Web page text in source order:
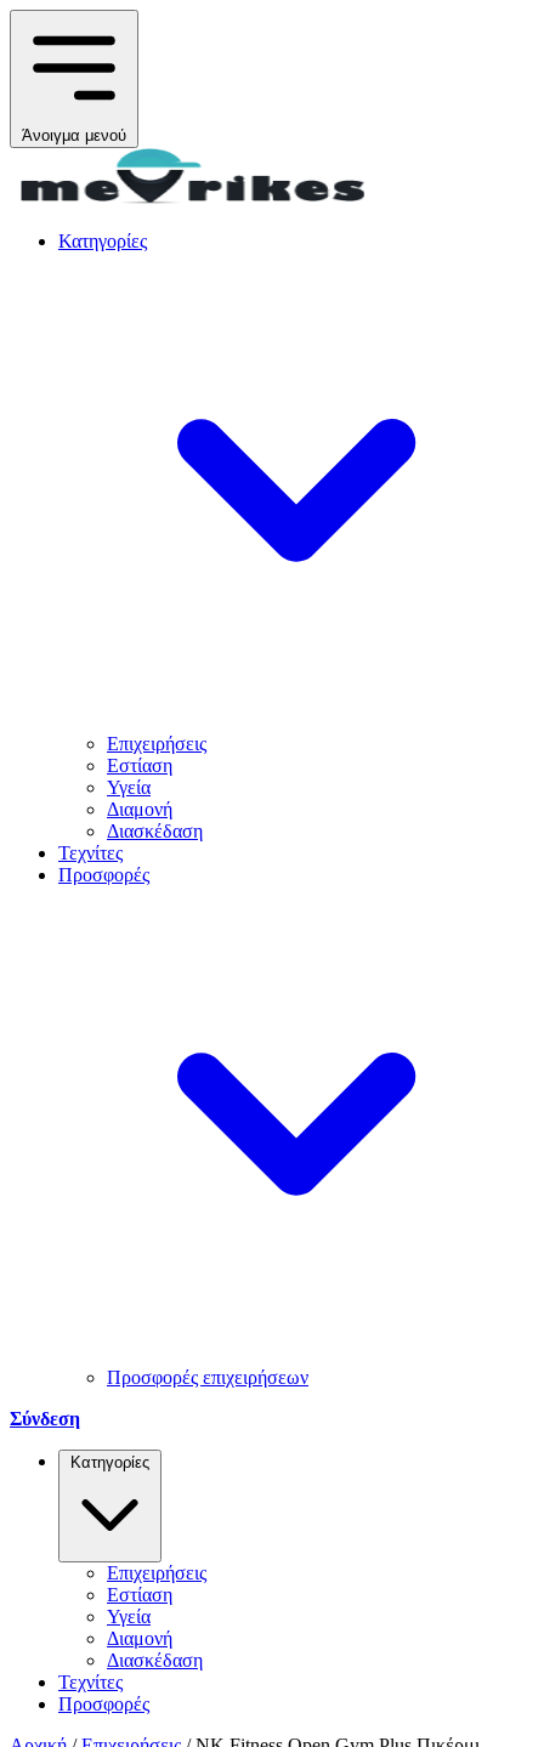
Άνοιγμα μενού
Κατηγορίες
Επιχειρήσεις
Εστίαση
Υγεία
Διαμονή
Διασκέδαση
Τεχνίτες
Προσφορές
Προσφορές επιχειρήσεων
Σύνδεση
Κατηγορίες
Επιχειρήσεις
Εστίαση
Υγεία
Διαμονή
Διασκέδαση
Τεχνίτες
Προσφορές